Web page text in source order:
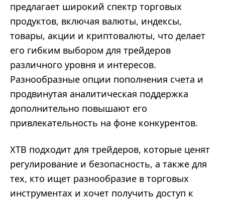
предлагает широкий спектр торговых
продуктов, включая валюты, индексы,
товары, акции и криптовалюты, что делает
его гибким выбором для трейдеров
различного уровня и интересов.
Разнообразные опции пополнения счета и
продвинутая аналитическая поддержка
дополнительно повышают его
привлекательность на фоне конкурентов.
XTB подходит для трейдеров, которые ценят
регулирование и безопасность, а также для
тех, кто ищет разнообразие в торговых
инструментах и хочет получить доступ к